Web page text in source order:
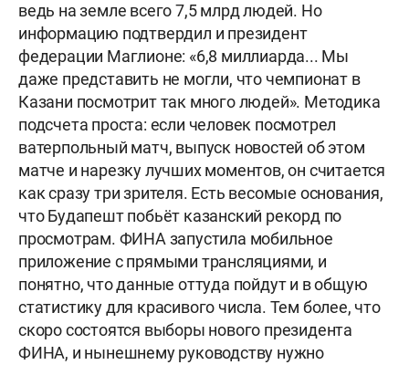
ведь на земле всего 7,5 млрд людей. Но
информацию подтвердил и президент
федерации Маглионе: «6,8 миллиарда... Мы
даже представить не могли, что чемпионат в
Казани посмотрит так много людей». Методика
подсчета проста: если человек посмотрел
ватерпольный матч, выпуск новостей об этом
матче и нарезку лучших моментов, он считается
как сразу три зрителя. Есть весомые основания,
что Будапешт побьёт казанский рекорд по
просмотрам. ФИНА запустила мобильное
приложение с прямыми трансляциями, и
понятно, что данные оттуда пойдут и в общую
статистику для красивого числа. Тем более, что
скоро состоятся выборы нового президента
ФИНА, и нынешнему руководству нужно